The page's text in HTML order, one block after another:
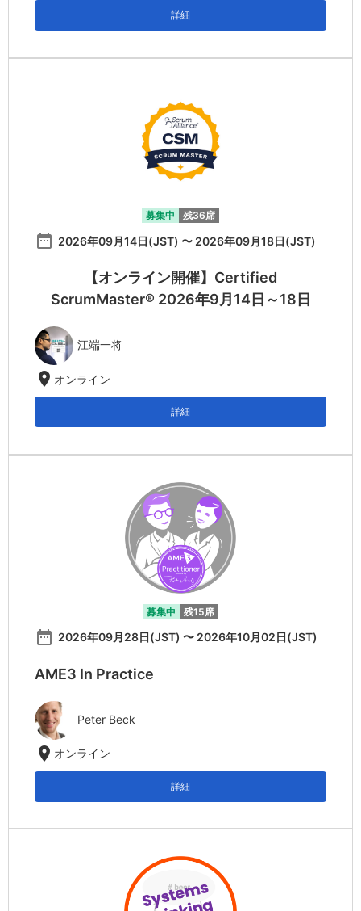
詳細
募集中 残36席
date_range 2026年09月14日(JST) 〜 2026年09月18日(JST)
【オンライン開催】Certified
ScrumMaster® 2026年9月14日～18日
江端一将
location_on オンライン
詳細
募集中 残15席
date_range 2026年09月28日(JST) 〜 2026年10月02日(JST)
AME3 In Practice
Peter Beck
location_on オンライン
詳細